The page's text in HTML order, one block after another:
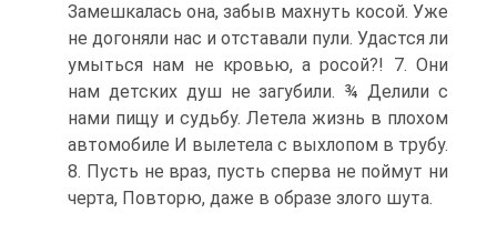
Замешкалась она, забыв махнуть косой. Уже
не догоняли нас и отставали пули. Удастся ли
умыться нам не кровью, а росой?! 7. Они
нам детских душ не загубили. ¾ Делили с
нами пищу и судьбу. Летела жизнь в плохом
автомобиле И вылетела с выхлопом в трубу.
8. Пусть не враз, пусть сперва не поймут ни
черта, Повторю, даже в образе злого шута.